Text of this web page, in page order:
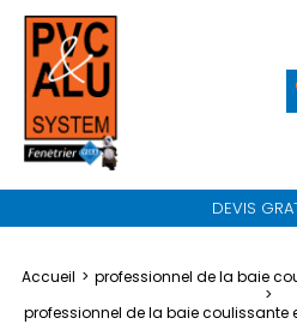
DEVIS
Accueil
professionnel de la baie
professionnel de la baie coulissante